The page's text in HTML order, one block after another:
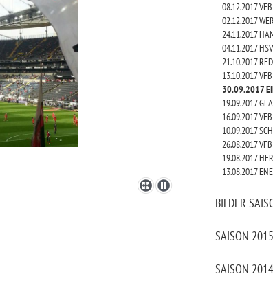
08.12.2017
02.12.2017
24.11.2017
04.11.2017
21.10.2017
13.10.2017
30.09.2017
19.09.2017
16.09.2017
10.09.2017
26.08.2017
19.08.2017
13.08.2017
BILDER
SAISON
SAISON